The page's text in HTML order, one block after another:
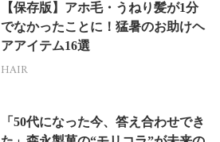
【保存版】アホ毛・うねり髪が1分
でなかったことに！猛暑のお助けヘ
アアイテム16選
HAIR
「50代になった今、答え合わせでき